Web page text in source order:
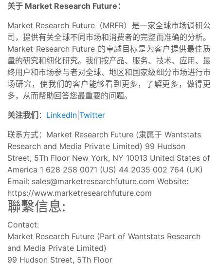
关于 Market Research Future：
Market Research Future（MRFR）是一家全球市场调研公
司，提供有关全球不同市场和消费者的完整而准确的分析。
Market Research Future 的卓越目标是为客户提供最佳质
量的研究和细化研究。我们按产品、服务、技术、应用、最
终用户和市场参与者对全球、地区和国家级细分市场进行市
场研究，使我们的客户能够看到更多，了解更多，做得更
多，从而帮助回答您最重要的问题。
关注我们 ： LinkedIn Twitter
联系方式：Market Research Future (隶属于 Wantstats
Research and Media Private Limited) 99 Hudson
Street, 5Th Floor New York, NY 10013 United States of
America 1 628 258 0071 (US) 44 2035 002 764 (UK)
Email: sales@marketresearchfuture.com Website:
https://www.marketresearchfuture.com
聯繫信息:
Contact:
Market Research Future (Part of Wantstats Research
and Media Private Limited)
99 Hudson Street, 5Th Floor